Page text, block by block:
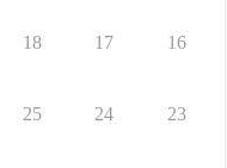
16
17
18
23
24
25